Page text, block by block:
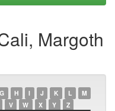
Margoth
G H I J K L
M
V W X Y Z